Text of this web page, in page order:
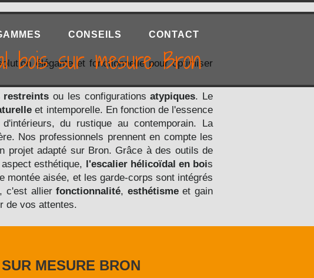
bois sur mesure Bron
CONSEILS CONTACT
élégante et fonctionnelle pour optimiser
restreints ou les configurationsatypiques. Le
et intemporelle. En fonction de l'essence
du rustique au contemporain. La
Nos professionnels prennent en compte les
projet adapté sur Bron. Grâce à des outils de
esthétique, l'escalier hélicoïdal en bois
montée aisée, et les garde-corps sont intégrés
, c'est allierfonctionnalité, esthétismeet gain
de vos attentes.
MESURE BRON